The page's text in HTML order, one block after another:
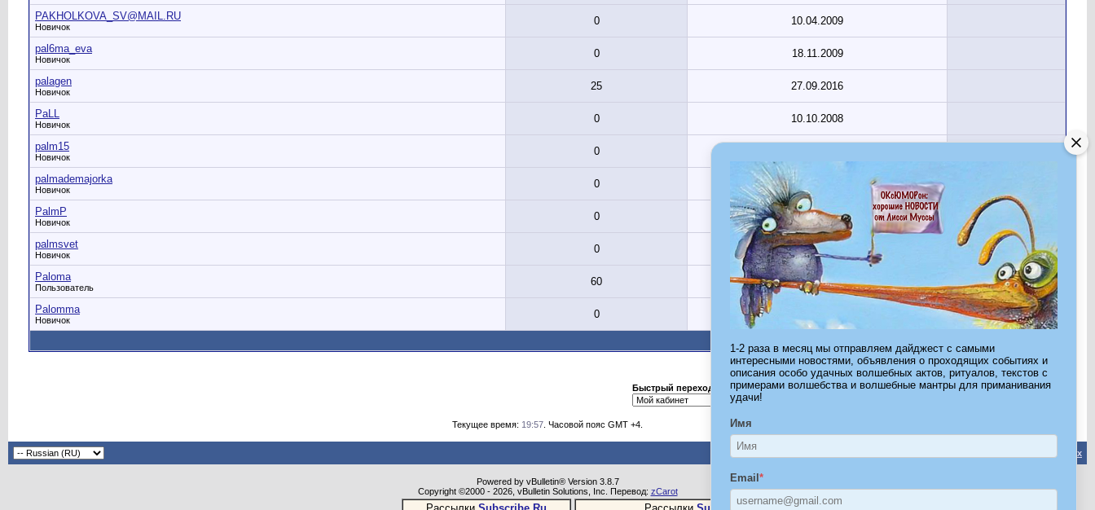
1-2 раза в месяц мы отправляем дайджест с самыми
интересными новостями, объявления о проходящих событиях и
описания особо удачных волшебных актов, ритуалов, текстов с
примерами волшебства и волшебные мантры для приманивания
удачи!
Имя
Email *
PAKHOLKOVA_SV@MAIL.RU
Новичок 0 10.04.2009
pal6ma_eva
Новичок 0 18.11.2009
palagen
Новичок 25 27.09.2016
PaLL
Новичок 0 10.10.2008
palm15
Новичок 0
palmademajorka
Новичок 0 26.10.2009
PalmP
Новичок 0 16.03.2009
palmsvet
Новичок 0 18.07.2008
Paloma
Пользователь 60 21.09.2016
Palomma
Новичок 0
Страница 1 из 24 1 2 3 11 > Последняя »
Быстрый переход
Текущее время: 19:57 . Часовой пояс GMT +4.
Вверх
Powered by vBulletin® Version 3.8.7
Copyright ©2000 - 2026, vBulletin Solutions, Inc. Перевод: zCarot